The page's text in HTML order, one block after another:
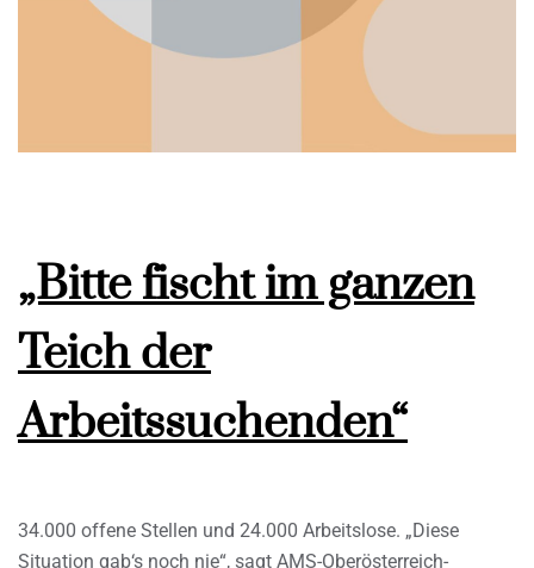
„Bitte fischt im ganzen
Teich der
Arbeitssuchenden“
34.000 offene Stellen und 24.000 Arbeitslose. „Diese
Situation gab‘s noch nie“, sagt AMS-Oberösterreich-